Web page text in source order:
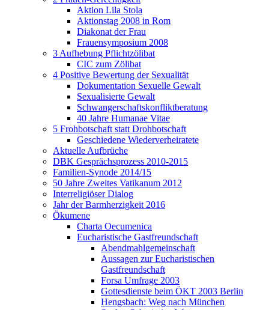
Aktion Lila Stola
Aktionstag 2008 in Rom
Diakonat der Frau
Frauensymposium 2008
3 Aufhebung Pflichtzölibat
CIC zum Zölibat
4 Positive Bewertung der Sexualität
Dokumentation Sexuelle Gewalt
Sexualisierte Gewalt
Schwangerschaftskonfliktberatung
40 Jahre Humanae Vitae
5 Frohbotschaft statt Drohbotschaft
Geschiedene Wiederverheiratete
Aktuelle Aufbrüche
DBK Gesprächsprozess 2010-2015
Familien-Synode 2014/15
50 Jahre Zweites Vatikanum 2012
Interreligiöser Dialog
Jahr der Barmherzigkeit 2016
Ökumene
Charta Oecumenica
Eucharistische Gastfreundschaft
Abendmahlgemeinschaft
Aussagen zur Eucharistischen
Gastfreundschaft
Forsa Umfrage 2003
Gottesdienste beim ÖKT 2003 Berlin
Hengsbach: Weg nach München